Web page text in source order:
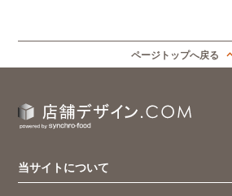
ページトップへ戻る
当サイトについて